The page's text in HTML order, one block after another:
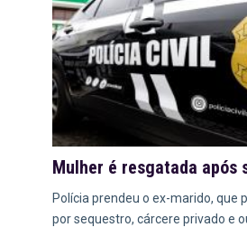
Mulher é resgatada após
Polícia prendeu o ex-marido, que
por sequestro, cárcere privado e